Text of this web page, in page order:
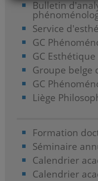
Bulletin
Service
GC
GC
Groupe belge
GC
Liège
Formation
Séminaire
Calendrier
Calendrier